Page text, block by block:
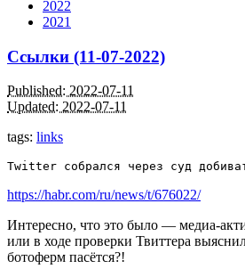
2022
2021
Ссылки (11-07-2022)
Published: 2022-07-11
Updated: 2022-07-11
tags: links
https://habr.com/ru/news/t/676022/
Интересно, что это было — медиа-
или в ходе проверки Твиттера
ботоферм пасётся?!